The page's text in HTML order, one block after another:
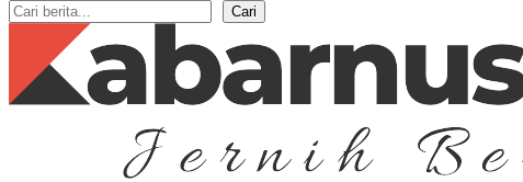
Cari